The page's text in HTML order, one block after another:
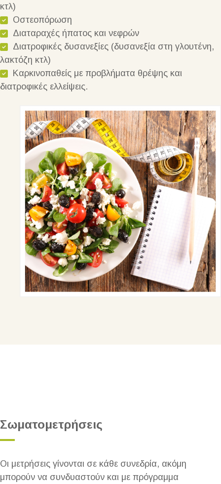
κτλ)
Οστεοπόρωση
Διαταραχές ήπατος και νεφρών
Διατροφικές δυσανεξίες (δυσανεξία στη γλουτένη,
λακτόζη κτλ)
Καρκινοπαθείς με προβλήματα θρέψης και
διατροφικές ελλείψεις.
Σωματομετρήσεις
Οι μετρήσεις γίνονται σε κάθε συνεδρία, ακόμη
μπορούν να συνδυαστούν και με πρόγραμμα